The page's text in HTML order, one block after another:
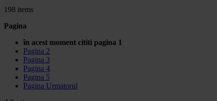
198 items
Pagina
în acest moment cititi pagina 1
Pagina 2
Pagina 3
Pagina 4
Pagina 5
Pagina Urmatorul